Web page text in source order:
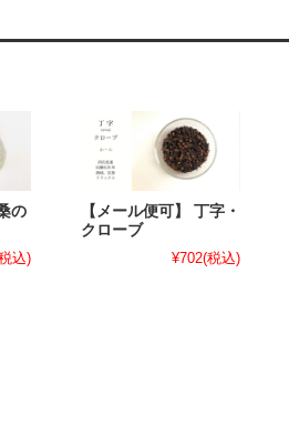
の
込)
【メール便可】 丁字・
クローブ
¥702(税込)